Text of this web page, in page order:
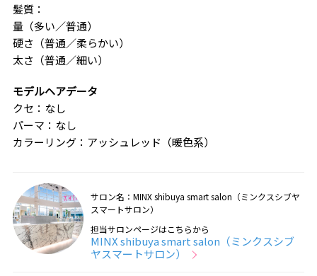
髪質：
量（多い／普通）
硬さ（普通／柔らかい）
太さ（普通／細い）
モデルヘアデータ
クセ：なし
パーマ：なし
カラーリング：アッシュレッド（暖色系）
サロン名：MINX shibuya smart salon（ミンクスシブヤ
スマートサロン）
担当サロンページはこちらから
MINX shibuya smart salon（ミンクスシブ
ヤスマートサロン）